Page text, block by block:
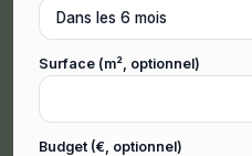
Surface (m², optionnel)
Budget (€, optionnel)